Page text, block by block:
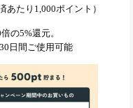
あたり1,000ポイント）
の5%還元。
日間ご使用可能